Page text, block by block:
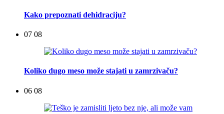
Kako prepoznati dehidraciju?
07 08
Koliko dugo meso može stajati u zamrzivaču?
06 08